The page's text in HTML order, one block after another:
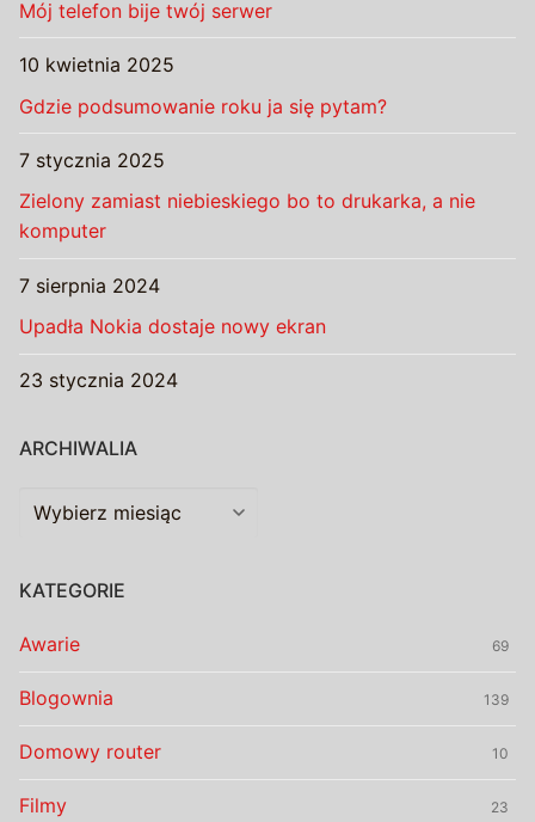
Mój telefon bije twój serwer
10 kwietnia 2025
Gdzie podsumowanie roku ja się pytam?
7 stycznia 2025
Zielony zamiast niebieskiego bo to drukarka, a nie
komputer
7 sierpnia 2024
Upadła Nokia dostaje nowy ekran
23 stycznia 2024
ARCHIWALIA
Archiwalia
KATEGORIE
Awarie 69
Blogownia 139
Domowy router 10
Filmy 23